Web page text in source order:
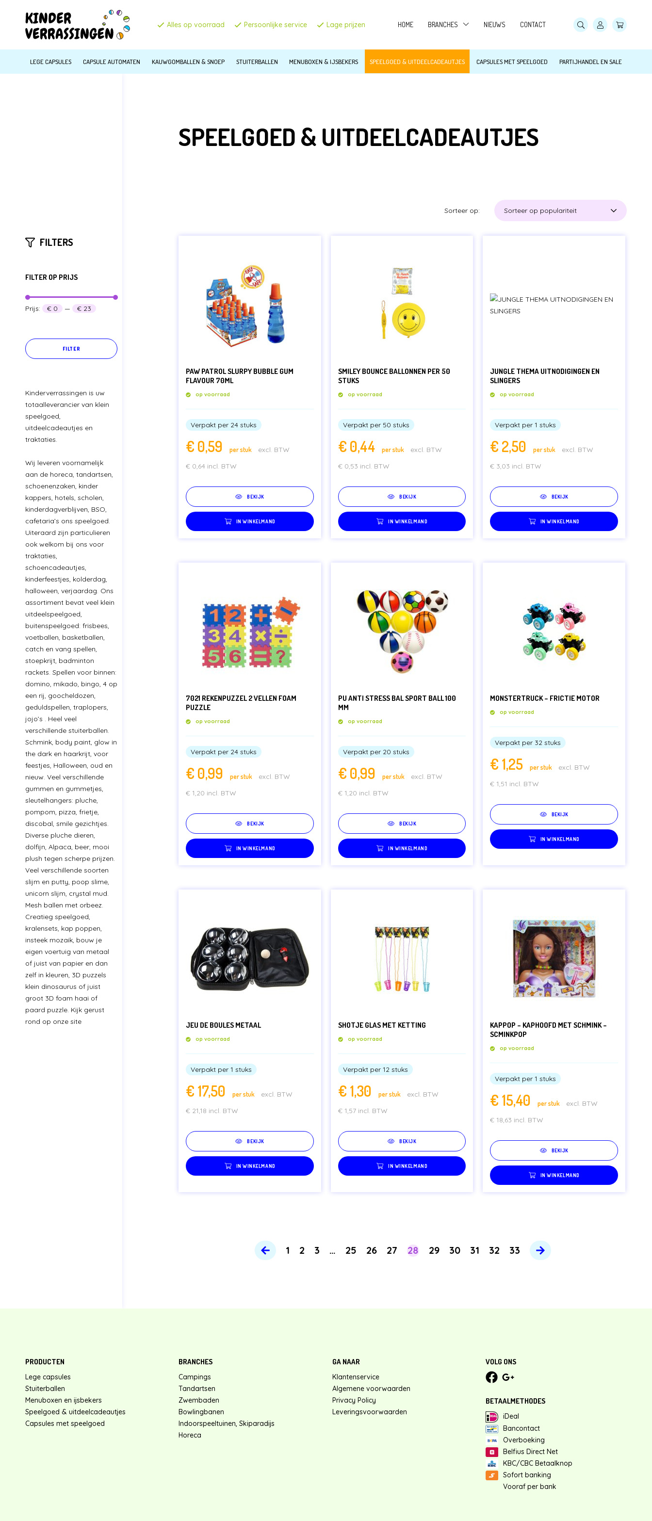
Alles op voorraad Persoonlijke service Lage prijzen HOME BRANCHES
CAMPINGS
TANDARTSEN
INDOORSPEELTUINEN, SKIPARADIJS
NIEUWS CONTACT
LEGE CAPSULES CAPSULE AUTOMATEN KAUWGOMBALLEN & SNOEP STUITERBALLEN MENUBOXEN & IJSBEKERS SPEELGOED & UITDEELCADEAUTJES CAPSULES MET SPEELGOED PARTIJHANDEL EN SALE
FILTERS
FILTER OP PRIJS
Min.
Max.
FILTER
Prijs: € 0 — € 23
Kinderverrassingen is uw
totaalleverancier van klein
speelgoed,
uitdeelcadeautjes en
traktaties.
Wij leveren voornamelijk
aan de horeca, tandartsen,
schoenenzaken, kinder
kappers, hotels, scholen,
kinderdagverblijven, BSO,
cafetaria’s ons speelgoed.
Uiteraard zijn particulieren
ook welkom bij ons voor
traktaties,
schoencadeautjes,
kinderfeestjes, kolderdag,
halloween, verjaardag. Ons
assortiment bevat veel klein
uitdeelspeelgoed,
buitenspeelgoed: frisbees,
voetballen, basketballen,
catch en vang spellen,
stoepkrijt, badminton
rackets. Spellen voor binnen:
domino, mikado, bingo, 4 op
een rij, goocheldozen,
geduldspellen, traplopers,
jojo’s . Heel veel
verschillende stuiterballen.
Schmink, body paint, glow in
the dark en haarkrijt, voor
feestjes, Halloween, oud en
nieuw. Veel verschillende
gummen en gummetjes,
sleutelhangers: pluche,
pompom, pizza, frietje,
discobal, smile gezichtjes.
Diverse pluche dieren,
dolfijn, Alpaca, beer, mooi
plush tegen scherpe prijzen.
Veel verschillende soorten
slijm en putty, poop slime,
unicorn slijm, crystal mud.
Mesh ballen met orbeez.
Creatieg speelgoed,
kralensets, kap poppen,
insteek mozaik, bouw je
eigen voertuig van metaal
of juist van papier en dan
zelf in kleuren, 3D puzzels
klein dinosaurus of juist
groot 3D foam haai of
paard puzzle. Kijk gerust
rond op onze site
SPEELGOED & UITDEELCADEAUTJES
Sorteer op:
PAW PATROL SLURPY BUBBLE GUM
FLAVOUR 70ML
op voorraad
Verpakt per 24 stuks
€ 0,59 per stuk
excl. BTW
€ 0,64 incl. BTW
BEKIJK
IN WINKELMAND
SMILEY BOUNCE BALLONNEN PER 50
STUKS
op voorraad
Verpakt per 50 stuks
€ 0,44 per stuk
excl. BTW
€ 0,53 incl. BTW
BEKIJK
IN WINKELMAND
JUNGLE THEMA UITNODIGINGEN EN
SLINGERS
op voorraad
Verpakt per 1 stuks
€ 2,50 per stuk
excl. BTW
€ 3,03 incl. BTW
BEKIJK
IN WINKELMAND
7021 REKENPUZZEL 2 VELLEN FOAM
PUZZLE
op voorraad
Verpakt per 24 stuks
€ 0,99 per stuk
excl. BTW
€ 1,20 incl. BTW
BEKIJK
IN WINKELMAND
PU ANTI STRESS BAL SPORT BALL 100
MM
op voorraad
Verpakt per 20 stuks
€ 0,99 per stuk
excl. BTW
€ 1,20 incl. BTW
BEKIJK
IN WINKELMAND
MONSTERTRUCK – FRICTIE MOTOR
op voorraad
Verpakt per 32 stuks
€ 1,25 per stuk
excl. BTW
€ 1,51 incl. BTW
BEKIJK
IN WINKELMAND
JEU DE BOULES METAAL
op voorraad
Verpakt per 1 stuks
€ 17,50 per stuk
excl. BTW
€ 21,18 incl. BTW
BEKIJK
IN WINKELMAND
SHOTJE GLAS MET KETTING
op voorraad
Verpakt per 12 stuks
€ 1,30 per stuk
excl. BTW
€ 1,57 incl. BTW
BEKIJK
IN WINKELMAND
KAPPOP – KAPHOOFD MET SCHMINK –
SCMINKPOP
op voorraad
Verpakt per 1 stuks
€ 15,40 per stuk
excl. BTW
€ 18,63 incl. BTW
BEKIJK
IN WINKELMAND
1 2 3 … 25 26 27 28 29 30 31 32 33
PRODUCTEN
Lege capsules
Stuiterballen
Menuboxen en ijsbekers
Speelgoed & uitdeelcadeautjes
Capsules met speelgoed
BRANCHES
Campings
Tandartsen
Zwembaden
Bowlingbanen
Indoorspeeltuinen, Skiparadijs
Horeca
GA NAAR
Klantenservice
Algemene voorwaarden
Privacy Policy
Leveringsvoorwaarden
VOLG ONS
BETAALMETHODES
iDeal
Bancontact
Overboeking
Belfius Direct Net
KBC/CBC Betaalknop
Sofort banking
Vooraf per bank